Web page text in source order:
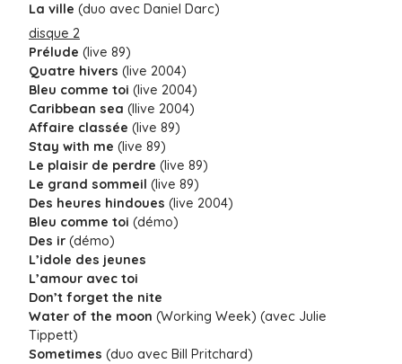
La ville (duo avec Daniel Darc)
disque 2
Prélude (live 89)
Quatre hivers (live 2004)
Bleu comme toi (live 2004)
Caribbean sea (llive 2004)
Affaire classée (live 89)
Stay with me (live 89)
Le plaisir de perdre (live 89)
Le grand sommeil (live 89)
Des heures hindoues (live 2004)
Bleu comme toi (démo)
Des ir (démo)
L’idole des jeunes
L’amour avec toi
Don’t forget the nite
Water of the moon (Working Week) (avec Julie
Tippett)
Sometimes (duo avec Bill Pritchard)